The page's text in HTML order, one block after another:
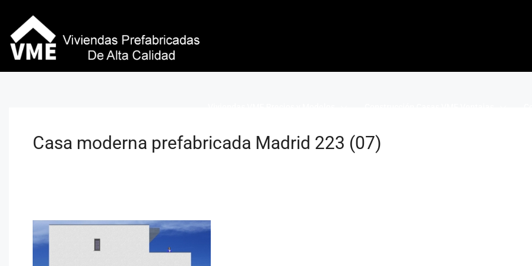
Casa moderna prefabricada Madrid 223 (07)